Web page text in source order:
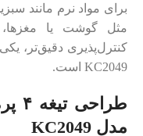
برای مواد نرم مانند
مثل گوشت یا
کنترل‌پذیری دقیق‌تر،
KC2049 است.
مدل KC2049